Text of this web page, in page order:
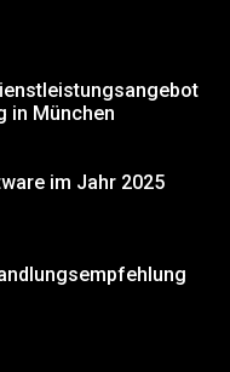
in München
im Jahr 2025